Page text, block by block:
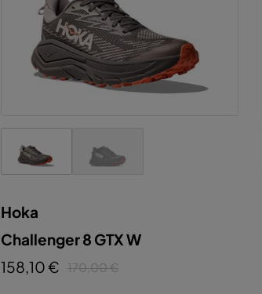
Hoka
Challenger 8 GTX W
158,10 € 170,00 €